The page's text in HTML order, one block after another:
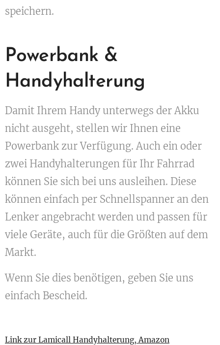
speichern.
Powerbank &
Handyhalterung
Damit Ihrem Handy unterwegs der Akku
nicht ausgeht, stellen wir Ihnen eine
Powerbank zur Verfügung. Auch ein oder
zwei Handyhalterungen für Ihr Fahrrad
können Sie sich bei uns ausleihen. Diese
können einfach per Schnellspanner an den
Lenker angebracht werden und passen für
viele Geräte, auch für die Größten auf dem
Markt.
Wenn Sie dies benötigen, geben Sie uns
einfach Bescheid.
Link zur Lamicall Handyhalterung, Amazon